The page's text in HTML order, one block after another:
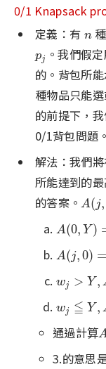
0/1 Knapsack
定義：有 n
n
pj
pj 。我們假
的。背包所
種物品只能
的前提下，
0/1背包問題。
解法：我們
所能達到的
的答案。A(j,
A(j,Y
A(0, Y )
A(0,Y)=0
A(j,0) =
A(j,0)=0
wj > Y ,
wj>Y, A(j,Y
wj ≦ Y ,
wj≦Y ,A(j,
通過計算A
3.的意思